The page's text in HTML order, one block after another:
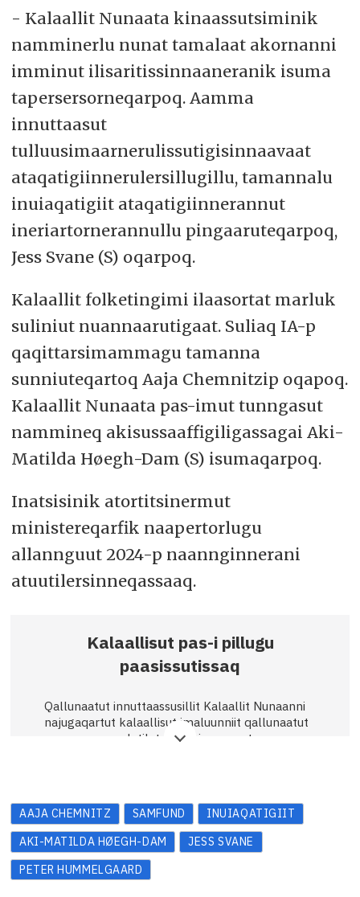
- Kalaallit Nunaata kinaassutsiminik
namminerlu nunat tamalaat akornanni
imminut ilisaritissinnaaneranik isuma
tapersersorneqarpoq. Aamma
innuttaasut
tulluusimaarnerulissutigisinnaavaat
ataqatigiinnerulersillugillu, tamannalu
inuiaqatigiit ataqatigiinnerannut
ineriartornerannullu pingaaruteqarpoq,
Jess Svane (S) oqarpoq.
Kalaallit folketingimi ilaasortat marluk
suliniut nuannaarutigaat. Suliaq IA-p
qaqittarsimammagu tamanna
sunniuteqartoq Aaja Chemnitzip oqapoq.
Kalaallit Nunaata pas-imut tunngasut
nammineq akisussaaffigiligassagai Aki-
Matilda Høegh-Dam (S) isumaqarpoq.
Inatsisinik atortitsinermut
ministereqarfik naapertorlugu
allannguut 2024-p naannginnerani
atuutilersinneqassaaq.
Kalaallisut pas-i pillugu
paasissutissaq
Qallunaatut innuttaassusillit Kalaallit Nunaanni
najugaqartut kalaallisut imaluunniit qallunaatut
passeqassanerlutik toqqarsinnaavaat.
iata saqqaani allassimavoq “Danmark – Den
Europæiske Union”.
Inuiaassutsimut tunngatillugu qallunaatut
kalaallisulluunniit pas-eqarneq
assigiinngissuteqanngilaq. Taakkunani marlunni
AAJA CHEMNITZ SAMFUND
INUIAQATIGIIT
AKI-MATILDA HØEGH-DAM
JESS SVANE
PETER HUMMELGAARD